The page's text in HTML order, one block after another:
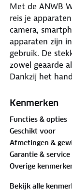
Met de ANWB
reis je
camera,
apparaten zijn
gebruik. De
zowel geaarde
Dankzij het
je kunt
Staten.
De
uitgaande
De
T10A-zekering.
Kenmerken
Functies & opties
Geschikt voor
Afmetingen &
Garantie & service
Overige
Bekijk alle